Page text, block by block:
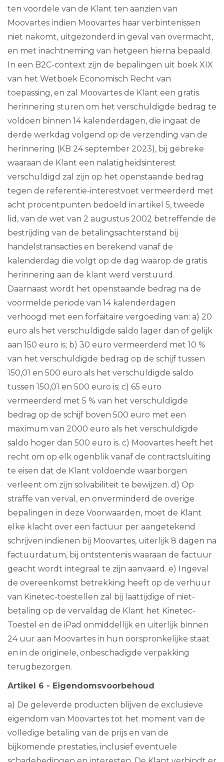
ten voordele van de Klant ten aanzien van
Moovartes indien Moovartes haar verbintenissen
niet nakomt, uitgezonderd in geval van overmacht,
en met inachtneming van hetgeen hierna bepaald.
In een B2C-context zijn de bepalingen uit boek XIX
van het Wetboek Economisch Recht van
toepassing, en zal Moovartes de Klant een gratis
herinnering sturen om het verschuldigde bedrag te
voldoen binnen 14 kalenderdagen, die ingaat de
derde werkdag volgend op de verzending van de
herinnering (KB 24 september 2023), bij gebreke
waaraan de Klant een nalatigheidsinterest
verschuldigd zal zijn op het openstaande bedrag
tegen de referentie-interestvoet vermeerderd met
acht procentpunten bedoeld in artikel 5, tweede
lid, van de wet van 2 augustus 2002 betreffende de
bestrijding van de betalingsachterstand bij
handelstransacties en berekend vanaf de
kalenderdag die volgt op de dag waarop de gratis
herinnering aan de klant werd verstuurd.
Daarnaast wordt het openstaande bedrag na de
voormelde periode van 14 kalenderdagen
verhoogd met een forfaitaire vergoeding van: a) 20
euro als het verschuldigde saldo lager dan of gelijk
aan 150 euro is; b) 30 euro vermeerderd met 10 %
van het verschuldigde bedrag op de schijf tussen
150,01 en 500 euro als het verschuldigde saldo
tussen 150,01 en 500 euro is; c) 65 euro
vermeerderd met 5 % van het verschuldigde
bedrag op de schijf boven 500 euro met een
maximum van 2000 euro als het verschuldigde
saldo hoger dan 500 euro is. c) Moovartes heeft het
recht om op elk ogenblik vanaf de contractsluiting
te eisen dat de Klant voldoende waarborgen
verleent om zijn solvabiliteit te bewijzen. d) Op
straffe van verval, en onverminderd de overige
bepalingen in deze Voorwaarden, moet de Klant
elke klacht over een factuur per aangetekend
schrijven indienen bij Moovartes, uiterlijk 8 dagen na
factuurdatum, bij ontstentenis waaraan de factuur
geacht wordt integraal te zijn aanvaard. e) Ingeval
de overeenkomst betrekking heeft op de verhuur
van Kinetec-toestellen zal bij laattijdige of niet-
betaling op de vervaldag de Klant het Kinetec-
Toestel en de iPad onmiddellijk en uiterlijk binnen
24 uur aan Moovartes in hun oorspronkelijke staat
en in de originele, onbeschadigde verpakking
terugbezorgen.
Artikel 6 - Eigendomsvoorbehoud
a) De geleverde producten blijven de exclusieve
eigendom van Moovartes tot het moment van de
volledige betaling van de prijs en van de
bijkomende prestaties, inclusief eventuele